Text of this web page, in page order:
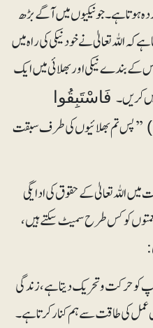
ہے۔ جو نیکیوں میں آگے بڑھ
کہ اللہ تعالیٰ نے خود نیکی کی راہ میں
کے بندے نیکی اور بھلائی میں ایک
کریں۔فَاسْتَبِقُوا
’’پس تم بھلائیوں کی طرف سبقت
اللہ تعالیٰ کے حقوق کی ادایگی
کو کس طرح سمیٹ سکتے ہیں،
حرکت و تحریک دیتا ہے، زندگی
عمل کی طاقت سے ہم کنار کرتا ہے۔